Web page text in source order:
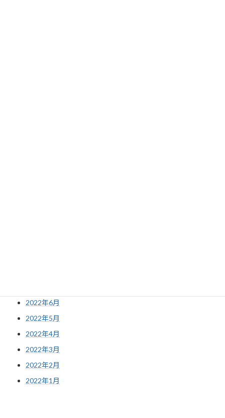
2022年6月
2022年5月
2022年4月
2022年3月
2022年2月
2022年1月